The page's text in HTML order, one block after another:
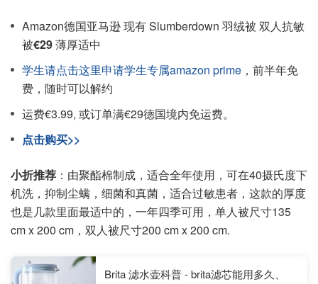
Amazon德国亚马逊 现有 Slumberdown 羽绒被 双人抗敏
被€29薄厚适中
学生请点击这里申请学生专属amazon prime ，前半年免
费，随时可以解约
运费€3.99, 或订单满€29德国境内免运费。
点击购买>>
小折推荐 ：由聚酯棉制成，适合全年使用，可在40摄氏度下
机洗，抑制尘螨，细菌和真菌，适合过敏患者，这款的厚度
也是几款里面最适中的，一年四季可用，单人被尺寸135
cm x 200 cm，双人被尺寸200 cm x 200 cm.
Brita 滤水壶科普 - brita滤芯能用多久、